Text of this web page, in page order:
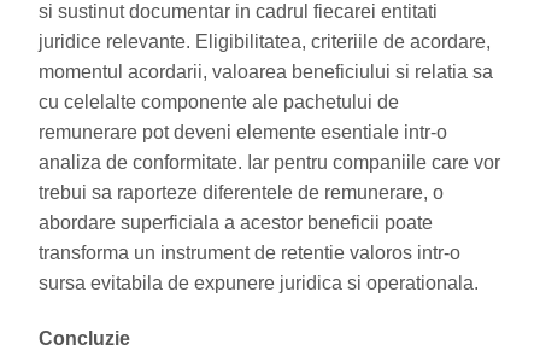
si sustinut documentar in cadrul fiecarei entitati
juridice relevante. Eligibilitatea, criteriile de acordare,
momentul acordarii, valoarea beneficiului si relatia sa
cu celelalte componente ale pachetului de
remunerare pot deveni elemente esentiale intr-o
analiza de conformitate. Iar pentru companiile care vor
trebui sa raporteze diferentele de remunerare, o
abordare superficiala a acestor beneficii poate
transforma un instrument de retentie valoros intr-o
sursa evitabila de expunere juridica si operationala.
Concluzie